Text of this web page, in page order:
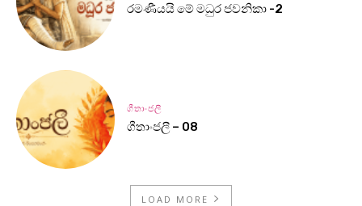
රමණීයයි මේ මධුර ජවනිකා -2
ගීතාංජලී
ගීතාංජලී – 08
LOAD MORE